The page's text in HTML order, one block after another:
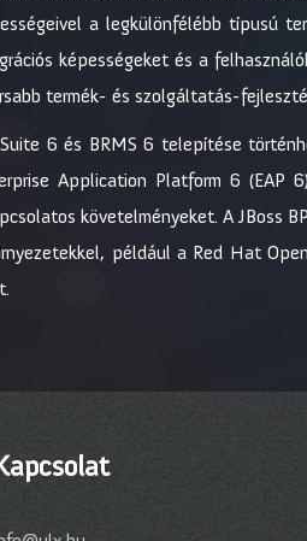
a legkülönfélébb típusú
képességeket és a
termék- és szolgáltatás-
6 és BRMS 6 telepítése
Application Platform 6
követelményeket. A JBoss
például a Red Hat